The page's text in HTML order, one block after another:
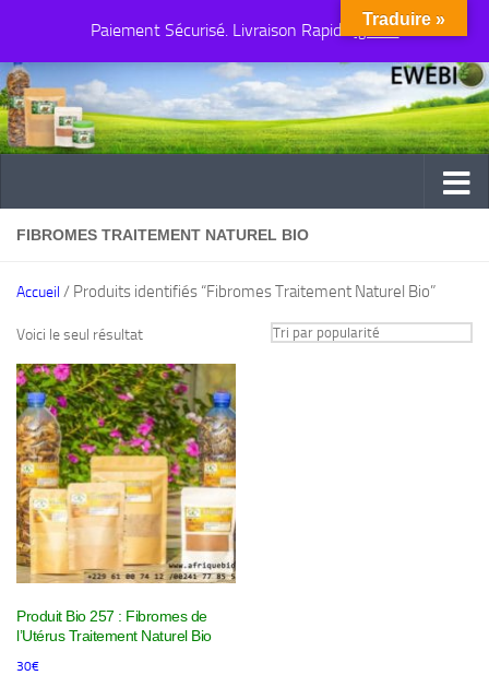
Paiement Sécurisé. Livraison Rapide Ignorer
Au dessous du contenu
FIBROMES TRAITEMENT NATUREL BIO
Accueil / Produits identifiés “Fibromes Traitement Naturel Bio”
Voici le seul résultat
Produit Bio 257 : Fibromes de
l’Utérus Traitement Naturel Bio
30€
Traduire »